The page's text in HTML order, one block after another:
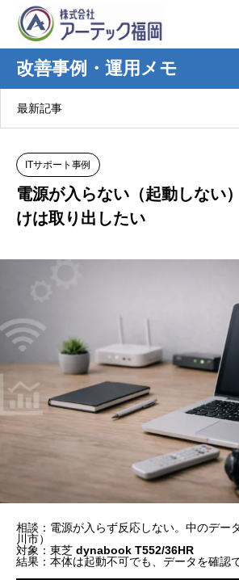
改善事例・運用メモ
最新記事
ITサポート事例
電源が入らない（起動しない
けは取り出したい
相談：電源が入らず反応しない。中のデー
川市）
対象：東芝 dynabook T552/36HR
結果：本体は起動不可でも、データを確認